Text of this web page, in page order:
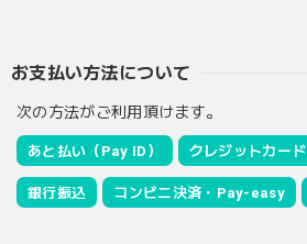
お支払い方法について
次の方法がご利用頂けます。
あと払い（Pay ID） クレジットカード
銀行振込 コンビニ決済・Pay-easy